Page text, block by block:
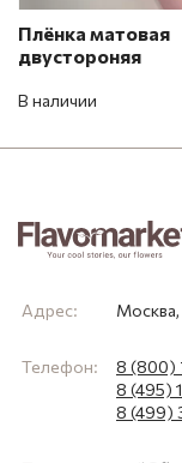
Плёнка матовая
двустороняя
В наличии
Адрес: Москва,
Телефон:
8 (800)
8 (495)
8 (499)